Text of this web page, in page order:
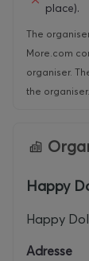
place).
The
More.com
organiser.
the organiser.
Happy
Happy
Adresse